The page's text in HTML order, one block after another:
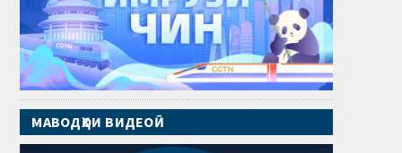
МАВОДҲОИ ВИДЕОӢ